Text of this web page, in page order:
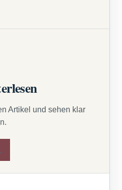
Artikel und sehen klar